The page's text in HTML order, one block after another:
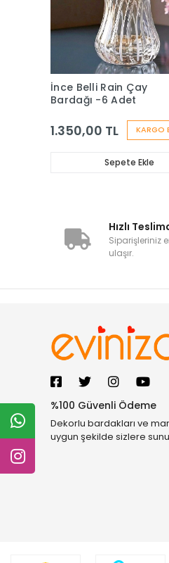
KARGO
İnce Belli Rain Çay
Bardağı -6 Adet
1.350,00 TL
Sepete Ekle
Hızlı
Siparişleriniz
ulaşır.
%100 Güvenli Ödeme
Dekorlu bardakları ve
uygun şekilde sizlere